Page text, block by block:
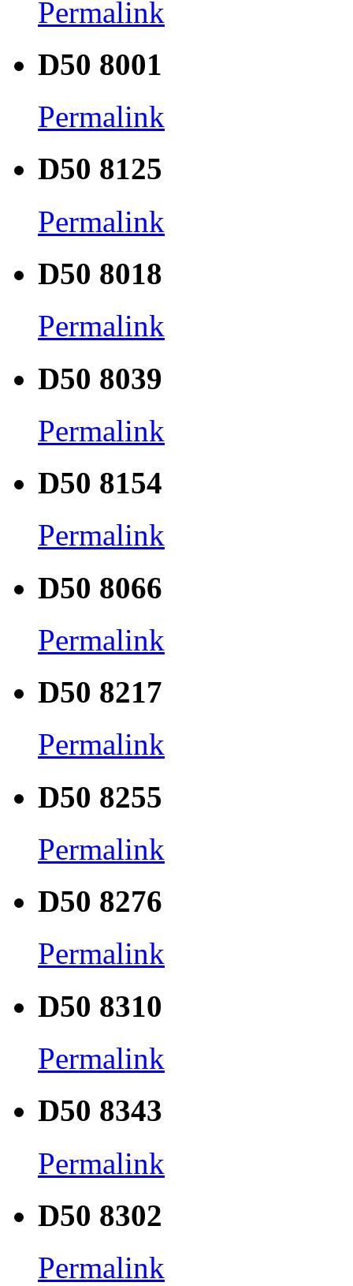
Permalink
D50 8001
Permalink
D50 8125
Permalink
D50 8018
Permalink
D50 8039
Permalink
D50 8154
Permalink
D50 8066
Permalink
D50 8217
Permalink
D50 8255
Permalink
D50 8276
Permalink
D50 8310
Permalink
D50 8343
Permalink
D50 8302
Permalink